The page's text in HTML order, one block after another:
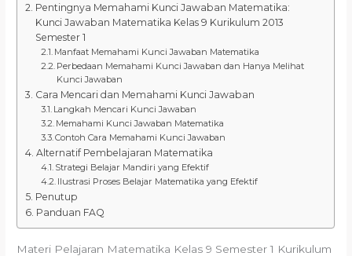
Pentingnya Memahami Kunci Jawaban Matematika:
Kunci Jawaban Matematika Kelas 9 Kurikulum 2013
Semester 1
Manfaat Memahami Kunci Jawaban Matematika
Perbedaan Memahami Kunci Jawaban dan Hanya Melihat
Kunci Jawaban
Cara Mencari dan Memahami Kunci Jawaban
Langkah Mencari Kunci Jawaban
Memahami Kunci Jawaban Matematika
Contoh Cara Memahami Kunci Jawaban
Alternatif Pembelajaran Matematika
Strategi Belajar Mandiri yang Efektif
Ilustrasi Proses Belajar Matematika yang Efektif
Penutup
Panduan FAQ
Materi Pelajaran Matematika Kelas 9 Semester 1 Kurikulum